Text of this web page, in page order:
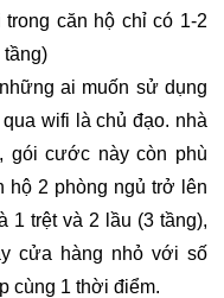
căn hộ chỉ có 1-2
tầng)
ai muốn sử dụng
wifi là chủ đạo. nhà
gói cước này còn phù
hộ 2 phòng ngủ trở lên
1 trệt và 2 lầu (3 tầng),
cửa hàng nhỏ với số
cùng 1 thời điểm.